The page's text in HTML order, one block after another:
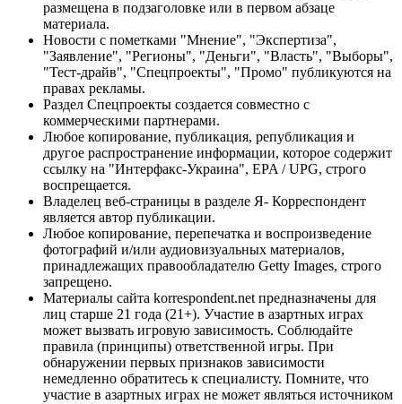
размещена в подзаголовке или в первом абзаце
материала.
Новости с пометками "Мнение", "Экспертиза",
"Заявление", "Регионы", "Деньги", "Власть", "Выборы",
"Тест-драйв", "Спецпроекты", "Промо" публикуются на
правах рекламы.
Раздел Спецпроекты создается совместно с
коммерческими партнерами.
Любое копирование, публикация, републикация и
другое распространение информации, которое содержит
ссылку на "Интерфакс-Украина", EPA / UPG, строго
воспрещается.
Владелец веб-страницы в разделе Я- Корреспондент
является автор публикации.
Любое копирование, перепечатка и воспроизведение
фотографий и/или аудиовизуальных материалов,
принадлежащих правообладателю Getty Images, строго
запрещено.
Материалы сайта korrespondent.net предназначены для
лиц старше 21 года (21+). Участие в азартных играх
может вызвать игровую зависимость. Соблюдайте
правила (принципы) ответственной игры. При
обнаружении первых признаков зависимости
немедленно обратитесь к специалисту. Помните, что
участие в азартных играх не может являться источником